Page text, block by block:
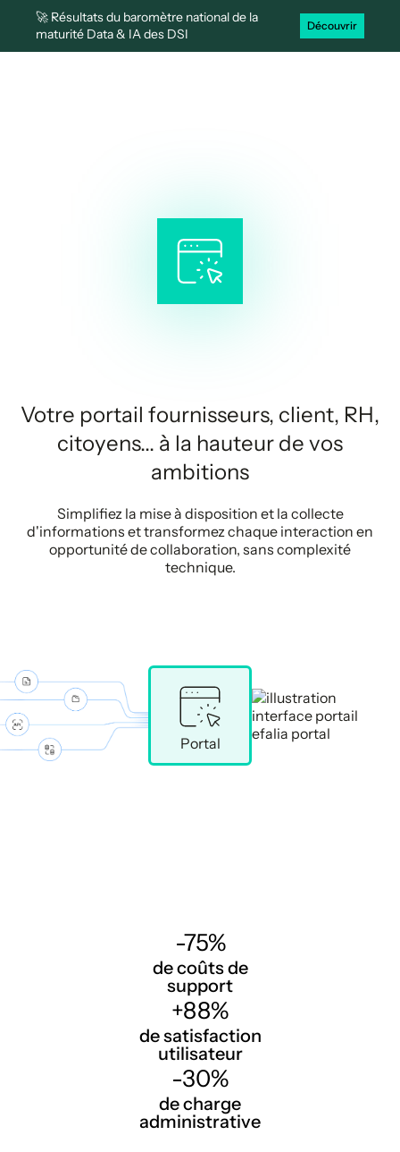
🚀 Résultats du baromètre national de la
maturité Data & IA des DSI
Découvrir
Votre portail fournisseurs, client, RH,
citoyens... à la hauteur de vos
ambitions
Simplifiez la mise à disposition et la collecte
d'informations et transformez chaque interaction en
opportunité de collaboration, sans complexité
technique.
Portal
-75%
de coûts de
support
+88%
de satisfaction
utilisateur
-30%
de charge
administrative